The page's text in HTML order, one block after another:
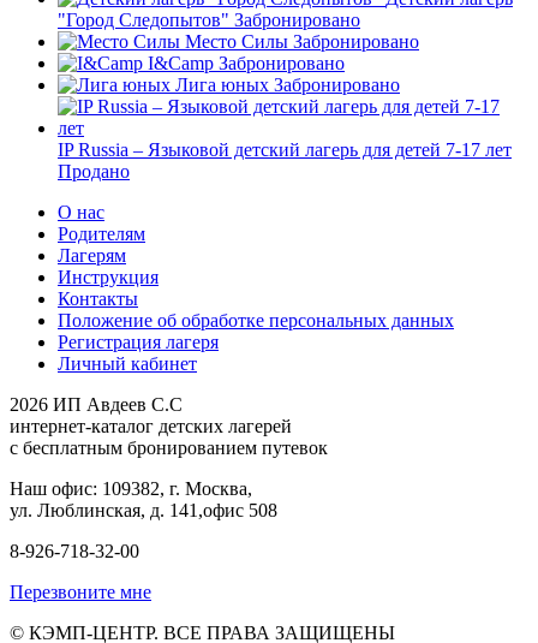
"Город Следопытов" Забронировано
Место Силы Забронировано
I&Camp Забронировано
Лига юных Забронировано
IP Russia – Языковой детский лагерь для детей 7-17 лет
Продано
О нас
Родителям
Лагерям
Инструкция
Контакты
Положение об обработке персональных данных
Регистрация лагеря
Личный кабинет
2026 ИП Авдеев С.С
интернет-каталог детских лагерей
с бесплатным бронированием путевок
Наш офис: 109382, г. Москва,
ул. Люблинская, д. 141,офис 508
8-926-718-32-00
Перезвоните мне
© КЭМП-ЦЕНТР. ВСЕ ПРАВА ЗАЩИЩЕНЫ